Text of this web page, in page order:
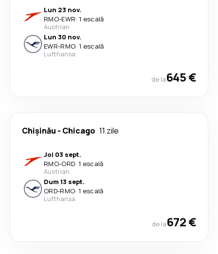
Lun 23 nov.
RMO-EWR· 1 escală
Austrian
Lun 30 nov.
EWR-RMO· 1 escală
Lufthansa
de la645 €
Chişinău - Chicago 11 zile
Joi 03 sept.
RMO-ORD· 1 escală
Austrian
Dum 13 sept.
ORD-RMO· 1 escală
Lufthansa
de la672 €